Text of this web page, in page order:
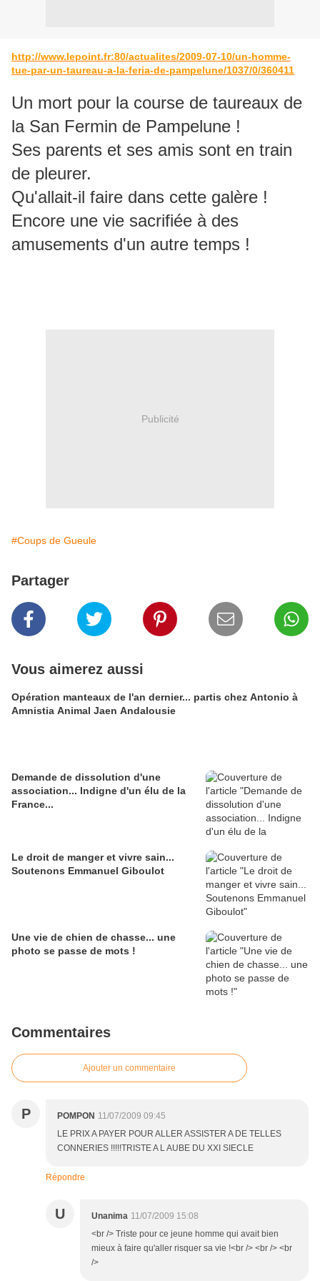
http://www.lepoint.fr:80/actualites/2009-07-10/un-homme-
tue-par-un-taureau-a-la-feria-de-pampelune/1037/0/360411
Un mort pour la course de taureaux de
la San Fermin de Pampelune !
Ses parents et ses amis sont en train
de pleurer.
Qu'allait-il faire dans cette galère !
Encore une vie sacrifiée à des
amusements d'un autre temps !
Publicité
#Coups de Gueule
Partager
Vous aimerez aussi
Opération manteaux de l'an dernier... partis chez Antonio à
Amnistia Animal Jaen Andalousie
Demande de dissolution d'une
association... Indigne d'un élu de la
France...
Le droit de manger et vivre sain...
Soutenons Emmanuel Giboulot
Une vie de chien de chasse... une
photo se passe de mots !
Commentaires
Ajouter un commentaire
P POMPON 11/07/2009 09:45
LE PRIX A PAYER POUR ALLER ASSISTER A DE TELLES
CONNERIES !!!!!TRISTE A L AUBE DU XXI SIECLE
Répondre
U Unanima 11/07/2009 15:08
<br /> Triste pour ce jeune homme qui avait bien
mieux à faire qu'aller risquer sa vie !<br /> <br /> <br
/>